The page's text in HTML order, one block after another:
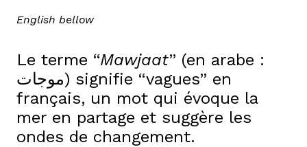
English bellow
Le terme “Mawjaat” (en arabe :
موجات) signifie “vagues” en
français, un mot qui évoque la
mer en partage et suggère les
ondes de changement.